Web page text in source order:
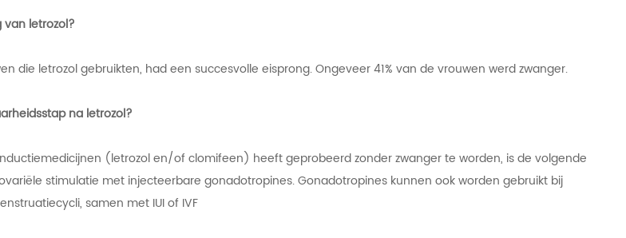
van letrozol?
die letrozol gebruikten, had een succesvolle eisprong. Ongeveer 41% van de vrouwen werd zwanger.
na letrozol?
(letrozol en/of clomifeen) heeft geprobeerd zonder zwanger te worden, is de volgende
stimulatie met injecteerbare gonadotropines. Gonadotropines kunnen ook worden gebruikt bij
samen met IUI of IVF